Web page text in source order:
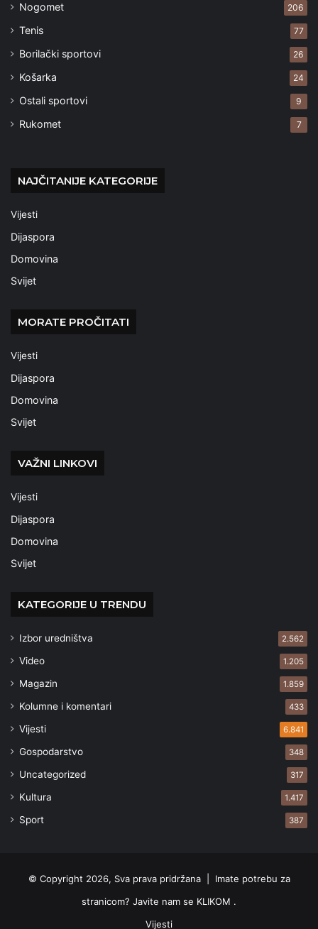
Nogomet 206
Tenis 77
Borilački sportovi 26
Košarka 24
Ostali sportovi 9
Rukomet 7
NAJČITANIJE KATEGORIJE
Vijesti
Dijaspora
Domovina
Svijet
MORATE PROČITATI
Vijesti
Dijaspora
Domovina
Svijet
VAŽNI LINKOVI
Vijesti
Dijaspora
Domovina
Svijet
KATEGORIJE U TRENDU
Izbor uredništva 2.562
Video 1.205
Magazin 1.859
Kolumne i komentari 433
Vijesti 6.841
Gospodarstvo 348
Uncategorized 317
Kultura 1.417
Sport 387
© Copyright 2026, Sva prava pridržana | Imate potrebu za
stranicom? Javite nam se KLIKOM .
Vijesti